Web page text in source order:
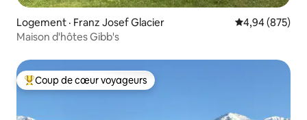
Logement · Franz Josef Glacier Note
4,94 (875)
Maison d'hôtes Gibb's
Coup de cœur voyageurs parmi les plus aimés
Coup de cœur voyageurs